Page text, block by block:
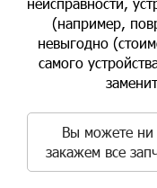
(например,
невыгодно
самого
Вы можете ни
закажем все